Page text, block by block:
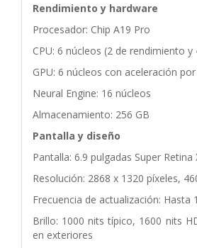
Rendimiento y hardware
Procesador: Chip A19 Pro
CPU: 6 núcleos (2 de rendimiento y
GPU: 6 núcleos con aceleración
Neural Engine: 16 núcleos
Almacenamiento: 256 GB
Pantalla y diseño
Pantalla: 6.9 pulgadas Super Retina
Resolución: 2868 x 1320 píxeles,
Frecuencia de actualización: Hasta
Brillo: 1000 nits típico, 1600 nits
en exteriores